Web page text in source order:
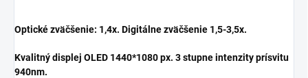
Optické zväčšenie: 1,4x. Digitálne zväčšenie 1,5-3,5x.
Kvalitný displej OLED 1440*1080 px. 3 stupne intenzity prísvitu
940nm.